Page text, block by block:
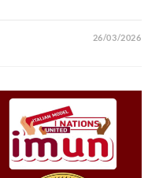
26/03/2026